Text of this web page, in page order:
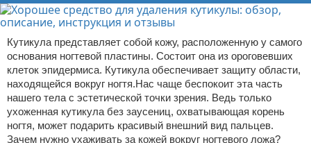
Кутикула представляет собой кожу, расположенную у самого
основания ногтевой пластины. Состоит она из ороговевших
клеток эпидермиса. Кутикула обеспечивает защиту области,
находящейся вокруг ногтя.Нас чаще беспокоит эта часть
нашего тела с эстетической точки зрения. Ведь только
ухоженная кутикула без заусениц, охватывающая корень
ногтя, может подарить красивый внешний вид пальцев.
Зачем нужно ухаживать за кожей вокруг ногтевого ложа?